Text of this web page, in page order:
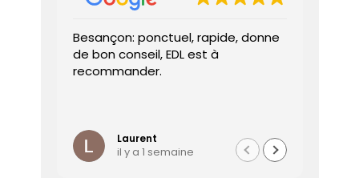
Besançon: ponctuel, rapide, donne
de bon conseil, EDL est à
recommander.
Laurent
il y a 1 semaine